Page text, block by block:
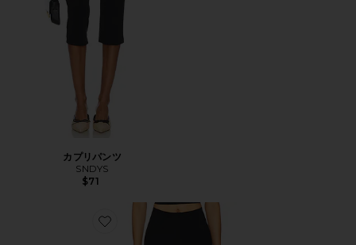
カプリパンツ
SNDYS
$71
Favorite カプリレギンス